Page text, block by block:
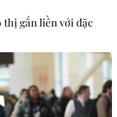
gắn liền với đặc